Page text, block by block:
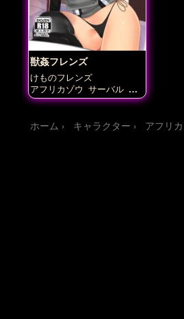
獣姦フレンズ
けものフレンズ
アフリカゾウ サーバル サ
ーベルタイガー セイリュ
ウ
ホーム キャラクター アフリ